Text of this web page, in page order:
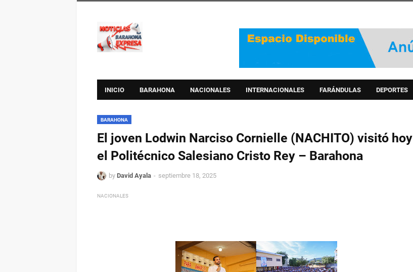
INICIO BARAHONA NACIONALES INTERNACIONALES FARÁNDULAS DEPORTES
BARAHONA
El joven Lodwin Narciso Cornielle (NACHITO) visitó hoy
el Politécnico Salesiano Cristo Rey – Barahona
by David Ayala septiembre 18, 2025
NACIONALES